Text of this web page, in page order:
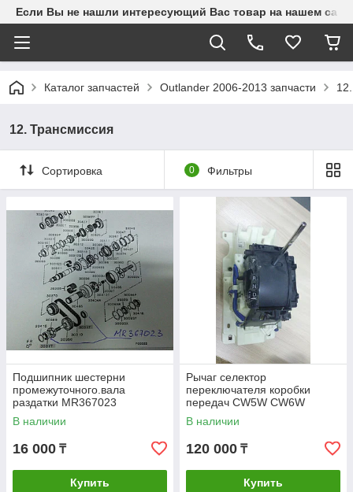
Если Вы не нашли интересующий Вас товар на нашем
Каталог запчастей Outlander 2006-2013 запчасти
12. Трансмиссия
Сортировка 0 Фильтры
Подшипник шестерни
промежуточного.вала
раздатки MR367023
Подшипник раздаточной
коробки Почти на все
В наличии
16 000 ₸
Купить
Рычаг селектор
переключателя коробки
передач CW5W CW6W
2400A260 2400A030
Аутландер XL 2006-2013
В наличии
120 000 ₸
Купить